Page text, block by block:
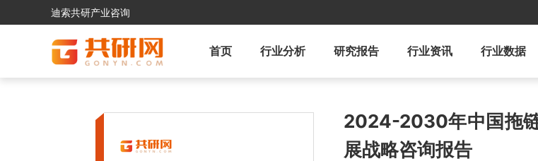
迪索共研产业咨询
首页 行业分析 研究报告 行业资讯 行业数据
2024-2030年中国拖
展战略咨询报告